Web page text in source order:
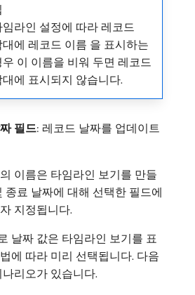
임라인 설정에 따라 레코드
대에 레코드 이름 을 표시하는
우 이 이름을 비워 두면 레코드
대에 표시되지 않습니다.
필드: 레코드 날짜를 업데이트
이름은 타임라인 보기를 만들
종료 날짜에 대해 선택한 필드에
지정됩니다.
날짜 값은 타임라인 보기를 표
에 따라 미리 선택됩니다. 다음
리오가 있습니다.